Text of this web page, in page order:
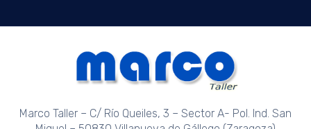
Marco Taller – C/ Río Queiles, 3 – Sector A- Pol. Ind. San